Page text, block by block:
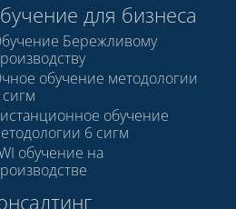
для бизнеса
Бережливому
обучение методологии
сигм
обучение
6 сигм
обучение на